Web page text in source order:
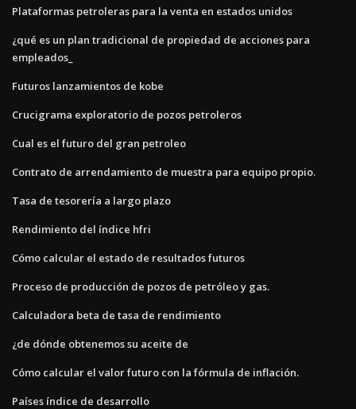
Plataformas petroleras para la venta en estados unidos
¿qué es un plan tradicional de propiedad de acciones para
empleados_
Futuros lanzamientos de kobe
Crucigrama exploratorio de pozos petroleros
Cual es el futuro del gran petroleo
Contrato de arrendamiento de muestra para equipo propio.
Tasa de tesorería a largo plazo
Rendimiento del índice hfri
Cómo calcular el estado de resultados futuros
Proceso de producción de pozos de petróleo y gas.
Calculadora beta de tasa de rendimiento
¿de dónde obtenemos su aceite de
Cómo calcular el valor futuro con la fórmula de inflación.
Países índice de desarrollo